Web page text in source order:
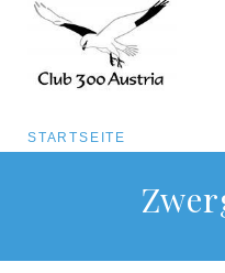
STARTSEITE